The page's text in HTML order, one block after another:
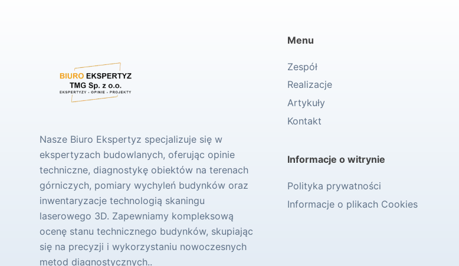
Nasze Biuro Ekspertyz specjalizuje się w
ekspertyzach budowlanych, oferując opinie
techniczne, diagnostykę obiektów na terenach
górniczych, pomiary wychyleń budynków oraz
inwentaryzacje technologią skaningu
laserowego 3D. Zapewniamy kompleksową
ocenę stanu technicznego budynków, skupiając
się na precyzji i wykorzystaniu nowoczesnych
metod diagnostycznych..
Menu
Zespół
Realizacje
Artykuły
Kontakt
Informacje o witrynie
Polityka prywatności
Informacje o plikach Cookies